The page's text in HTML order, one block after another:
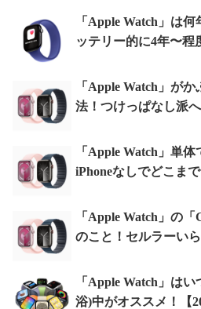
「Apple Watch」は
ッテリー的に4年〜程
「Apple Watch」が
法！つけっぱなし派へ
「Apple Watch」単体
iPhoneなしでどこまで
「Apple Watch」の
のこと！セルラーいら
「Apple Watch」は
浴)中がオススメ！【